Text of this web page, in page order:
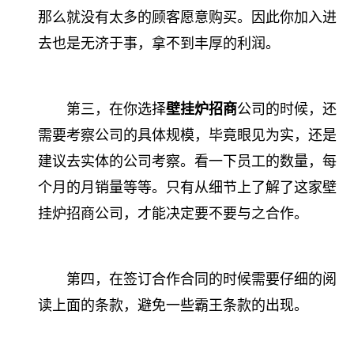
那么就没有太多的顾客愿意购买。因此你加入进
去也是无济于事，拿不到丰厚的利润。
第三，在你选择壁挂炉招商公司的时候，还
需要考察公司的具体规模，毕竟眼见为实，还是
建议去实体的公司考察。看一下员工的数量，每
个月的月销量等等。只有从细节上了解了这家壁
挂炉招商公司，才能决定要不要与之合作。
第四，在签订合作合同的时候需要仔细的阅
读上面的条款，避免一些霸王条款的出现。